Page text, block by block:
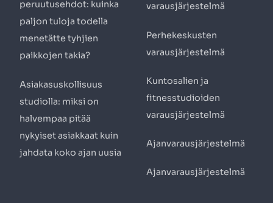
peruutusehdot: kuinka
paljon tuloja todella
menetätte tyhjien
paikkojen takia?
Asiakasuskollisuus
studiolla: miksi on
halvempaa pitää
nykyiset asiakkaat kuin
jahdata koko ajan uusia
varausjärjestelmä
Perhekeskusten
varausjärjestelmä
Kuntosalien ja
fitnesstudioiden
varausjärjestelmä
Ajanvarausjärjestelmä
Ajanvarausjärjestelmä